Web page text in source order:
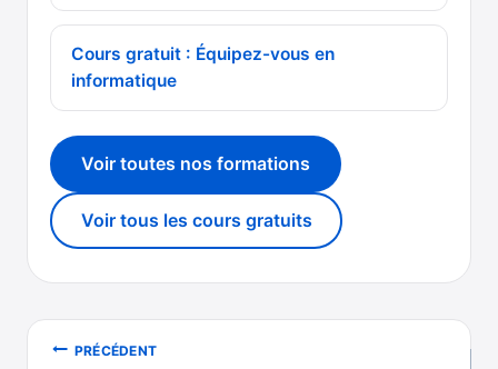
Cours gratuit : Équipez-vous en
informatique
Voir toutes nos formations
Voir tous les cours gratuits
Navigation
PRÉCÉDENT